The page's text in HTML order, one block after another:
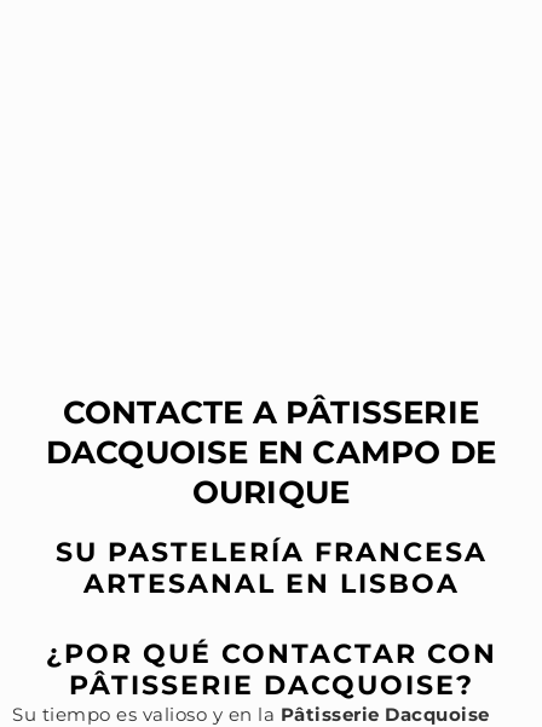
CONTACTE A PÂTISSERIE
DACQUOISE EN CAMPO DE
OURIQUE
SU PASTELERÍA FRANCESA
ARTESANAL EN LISBOA
¿POR QUÉ CONTACTAR CON
PÂTISSERIE DACQUOISE?
Su tiempo es valioso y en la Pâtisserie Dacquoise